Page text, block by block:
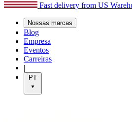
Fast delivery from US
Nossas marcas
Blog
Empresa
Eventos
Carreiras
|
PT